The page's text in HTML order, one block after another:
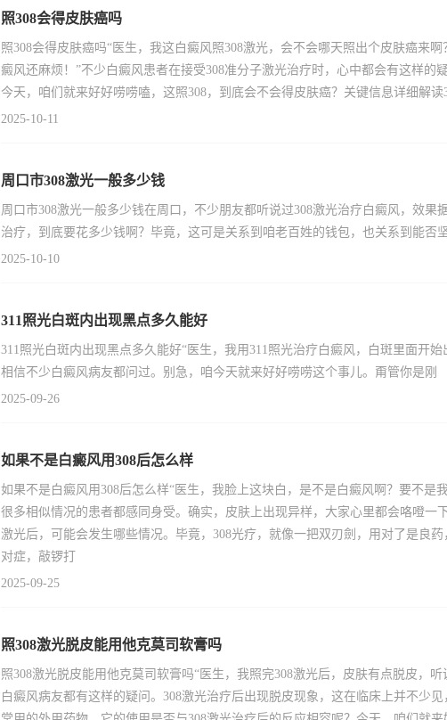
照308会得皮肤癌吗
照308会得皮肤癌吗“医生，我这白癜风照308激光，会不会哪天照出个皮肤癌来
癜风还麻烦！”不少白癜风患者在接受308准分子激光治疗时，心中都会有这样的
今天，咱们就来好好唠唠嗑，这照308，到底会不会得皮肤癌？关键信息详细解
2025-10-11
周口市308激光一般多少钱
周口市308激光一般多少钱在周口，不少朋友都听说过308激光治疗白癜风，效
治疗，到底要花多少钱啊？毕竟，这可是关系到咱老百姓的钱包，也关系到能否
2025-10-10
311照光白斑内出现黑点多久能好
311照光白斑内出现黑点多久能好“医生，我用311照光治疗白癜风，白斑里面开
相信不少白癜风病友都问过。别急，咱今天就来好好唠唠这个事儿。甭管你是刚
2025-09-26
如果不是白癜风用308后怎么样
如果不是白癜风用308后怎么样“医生，我脸上这块白，是不是白癜风啊？要不是
很多相似情况的患者都感同身受。确实，皮肤上出现异样，大家心里都会咯噔一
激光后，可能会发生哪些情况。毕竟，308光疗，就像一把双刃劍，用对了是良
对症，敲锣打
2025-09-25
照308激光脱皮能用他克莫司软膏吗
照308激光脱皮能用他克莫司软膏吗“医生，我照完308激光后，皮肤有点脱皮，
白癜风病友都有这样的疑问。308激光治疗后出现脱皮现象，这在临床上并不少